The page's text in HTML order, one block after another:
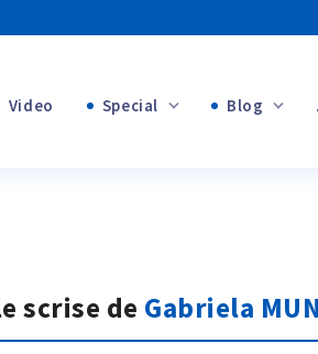
Video Special Blog
scrise de Gabriela